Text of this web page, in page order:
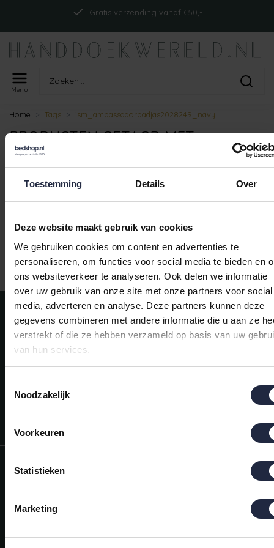
Toestemming Details Over
Deze website maakt gebruik van cookies
We gebruiken cookies om content en advertenties te
personaliseren, om functies voor social media te bieden en
ons websiteverkeer te analyseren. Ook delen we informatie
over uw gebruik van onze site met onze partners voor social
media, adverteren en analyse. Deze partners kunnen deze
gegevens combineren met andere informatie die u aan ze
verstrekt of die ze hebben verzameld op basis van uw
van hun services.
Noodzakelijk
Voorkeuren
Statistieken
Marketing
Gratis verzending vanaf €50,-
Menu
Home Tags ism_ambassadorbadjas2028249_navy
PRODUCTEN GETAGD MET
Geen producten gevonden!
Meld je aan voor onze nieuwsbrief!
AANMELDEN
Mijn account
We helpen je graag. Neem contact op met onze klantenservice.
Categorieën
Contactgegevens